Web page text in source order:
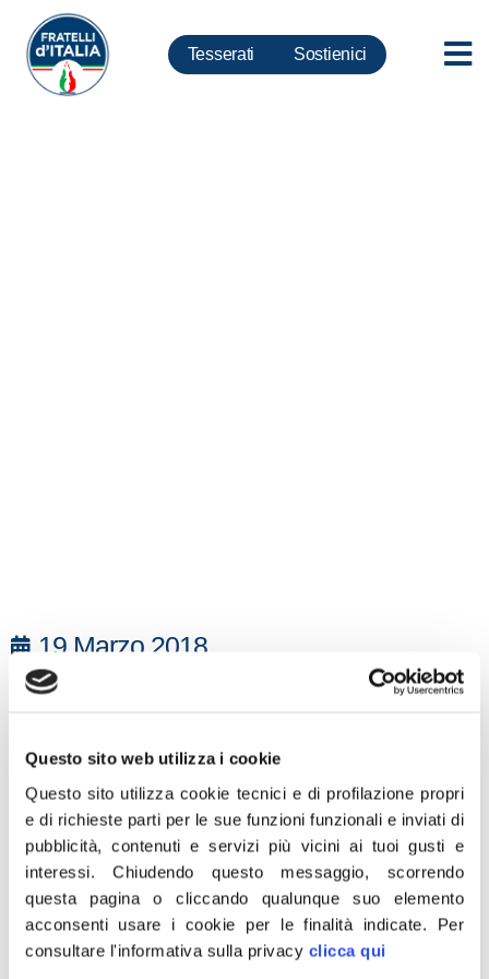
Questo sito web utilizza i cookie
Questo sito utilizza cookie tecnici e di profilazione propri
e di richieste parti per le sue funzioni funzionali e inviati di
pubblicità, contenuti e servizi più vicini ai tuoi gusti e
interessi.Chiudendo questo messaggio, scorrendo
questa pagina o cliccando qualunque suo elemento
acconsenti usare i cookie per le finalità indicate. Per
consultare l'informativa sulla privacy clicca qui
Tesserati Sostienici
19 Marzo 2018
“Dopo le denunce e l’esposto presentato da
Gentiloni è stato costretto a smentire
la cessione di acque territoriali italiane alla
Francia. La mobilitazione va avanti e Fratelli
d’Italia continuerà a vigilare sull’integrità dei
nostri confini marittimi: raccoglieremo in
un’interrogazione parlamentare le tante
domande inevase su questa vicenda e